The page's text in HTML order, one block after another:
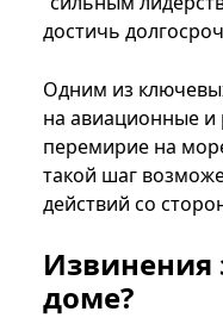
достичь
Одним из
на авиационные и
перемирие на
такой шаг
действий со
Извинения
доме?